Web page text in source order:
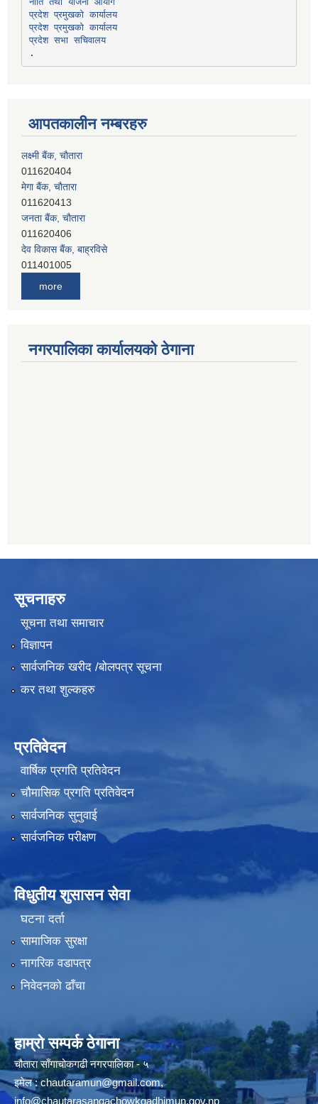
प्रदेश प्रमुखको कार्यालय
प्रदेश प्रमुखको कार्यालय
प्रदेश सभा सचिवालय
आपतकालीन नम्बरहरु
लक्ष्मी बैंक, चाैतारा
011620404
मेगा बैंक, चाैतारा
011620413
जनता बैंक, चाैतारा
011620406
देव विकास बैंक, बाह्रविसे
011401005
नेपाल क्रेडिट एण्ड कमर्स बैंक, चाैतारा
011620402
more
नगरपालिका कार्यालयको ठेगाना
सूचनाहरु
सूचना तथा समाचार
विज्ञापन
सार्वजनिक खरीद /बोलपत्र सूचना
कर तथा शुल्कहरु
प्रतिवेदन
वार्षिक प्रगति प्रतिवेदन
चौमासिक प्रगति प्रतिवेदन
सार्वजनिक सुनुवाई
सार्वजनिक परीक्षण
विधुतीय शुसासन सेवा
घटना दर्ता
सामाजिक सुरक्षा
नागरिक वडापत्र
निवेदनको ढाँचा
हाम्रो सम्पर्क ठेगाना
चौतारा साँगाचोकगढी नगरपालिका - ५
इमेल :chautaramun@gmail.com,
info@chautarasangachowkgadhimun.gov.np